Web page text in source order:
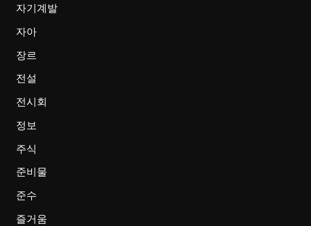
자기계발
자아
장르
전설
전시회
정보
주식
준비물
준수
즐거움